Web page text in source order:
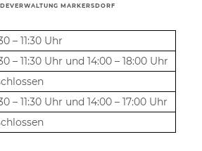
MARKERSDORF
– 11:30 Uhr
– 11:30 Uhr und 14:00 – 18:00 Uhr
– 11:30 Uhr und 14:00 – 17:00 Uhr